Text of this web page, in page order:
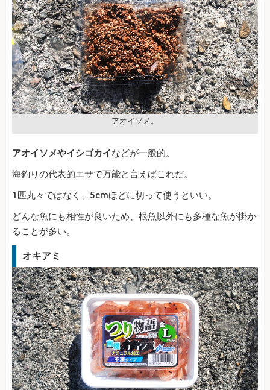
アオイソメ。
アオイソメやイシゴカイなどが一般的。
海釣りの代表的エサで万能と言えばこれだ。
1匹丸々ではなく、5cmほどに切って使うといい。
どんな魚にも相性が良いため、根魚以外にも多種な魚が掛か
ることが多い。
オキアミ